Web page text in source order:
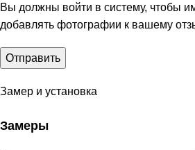
Вы должны войти в систему, чтобы
добавлять фотографии к вашему
Замер и установка
Замеры